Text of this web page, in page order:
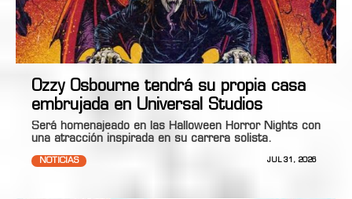
Ozzy Osbourne tendrá su propia casa
embrujada en Universal Studios
Será homenajeado en las Halloween Horror Nights con
una atracción inspirada en su carrera solista.
NOTICIAS JUL 31, 2026